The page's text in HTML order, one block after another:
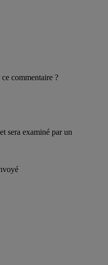
commentaire ?
sera examiné par un